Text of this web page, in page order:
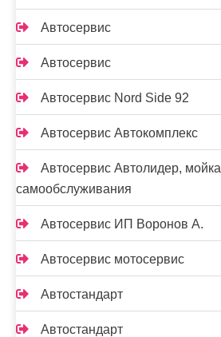
Автосервис
Автосервис
Автосервис Nord Side 92
Автосервис Автокомплекс
Автосервис Автолидер, мойка
самообслуживания
Автосервис ИП Воронов А.
Автосервис мотосервис
Автостандарт
Автостандарт